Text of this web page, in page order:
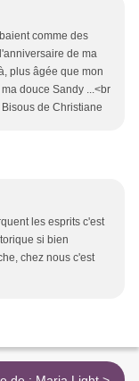
comme des
de ma
plus âgée que mon
douce Sandy ...<br
de Christiane
les esprits c'est
si bien
chez nous c'est